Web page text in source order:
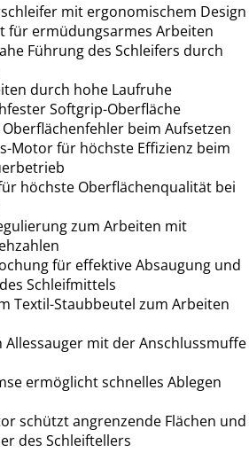
mit ergonomischem Design
für ermüdungsarmes Arbeiten
Führung des Schleifers durch
durch hohe Laufruhe
Softgrip-Oberfläche
beim Aufsetzen
Motor für höchste Effizienz beim
höchste Oberflächenqualität bei
zum Arbeiten mit
für effektive Absaugung und
Schleifmittels
Textil-Staubbeutel zum Arbeiten
Allessauger mit der Anschlussmuffe
ermöglicht schnelles Ablegen
schützt angrenzende Flächen und
des Schleiftellers